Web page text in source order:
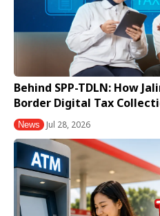
Behind SPP-TDLN: How
Border Digital Tax
News Jul 28, 2026